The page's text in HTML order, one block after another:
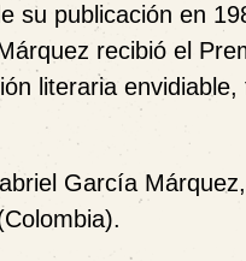
su publicación en
recibió el
literaria envidiable,
García